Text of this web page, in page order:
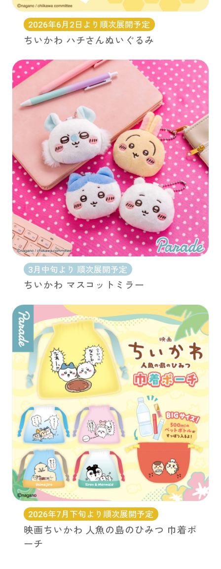
2026年6月2日より順次展開予定
ちいかわ ハチさんぬいぐるみ
3月中旬より 順次展開予定
ちいかわ マスコットミラー
2026年7月下旬より順次展開予定
映画ちいかわ 人魚の島のひみつ 巾着ポ
ーチ